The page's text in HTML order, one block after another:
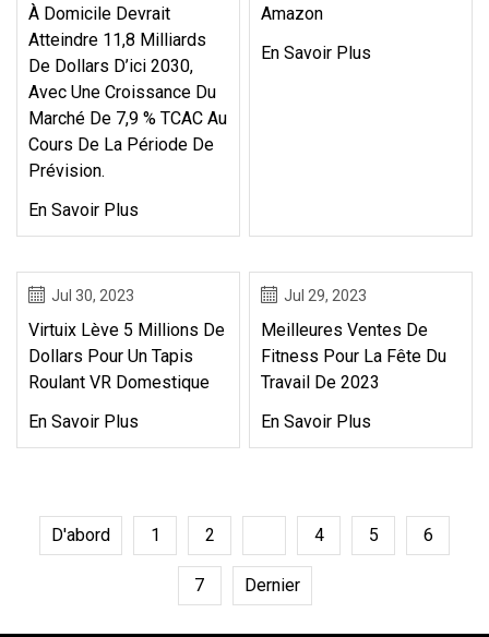
À Domicile Devrait
Atteindre 11,8 Milliards
De Dollars D’ici 2030,
Avec Une Croissance Du
Marché De 7,9 % TCAC Au
Cours De La Période De
Prévision.
En Savoir Plus
Amazon
En Savoir Plus
Jul 30, 2023
Virtuix Lève 5 Millions De
Dollars Pour Un Tapis
Roulant VR Domestique
En Savoir Plus
Jul 29, 2023
Meilleures Ventes De
Fitness Pour La Fête Du
Travail De 2023
En Savoir Plus
D'abord 1 2 4 5 6
7 Dernier